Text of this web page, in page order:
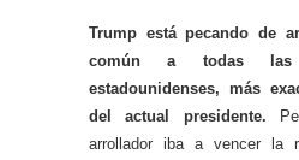
Trump está pecando de
común a todas las
estadounidenses, más
del actual presidente.
arrollador iba a vencer la